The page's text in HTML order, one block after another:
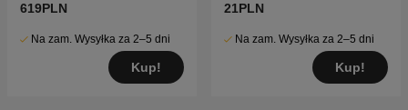
619PLN
Na zam. Wysyłka za 2–5 dni
Kup!
21PLN
Na zam. Wysyłka za 2–5 dni
Kup!